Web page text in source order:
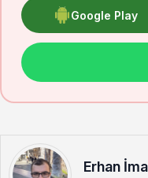
Google Play
Erhan